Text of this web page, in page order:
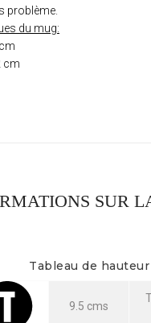
problème.
du mug:
cm
SUR
Tableau de hauteur
9.5 cms